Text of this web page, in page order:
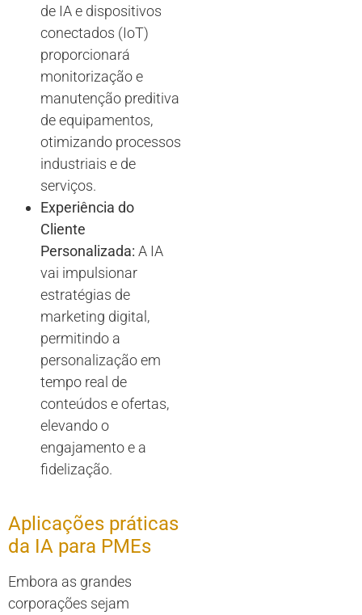
de IA e dispositivos
conectados (IoT)
proporcionará
monitorização e
manutenção preditiva
de equipamentos,
otimizando processos
industriais e de
serviços.
Experiência do
Cliente
Personalizada: A IA
vai impulsionar
estratégias de
marketing digital,
permitindo a
personalização em
tempo real de
conteúdos e ofertas,
elevando o
engajamento e a
fidelização.
Aplicações práticas
da IA para PMEs
Embora as grandes
corporações sejam